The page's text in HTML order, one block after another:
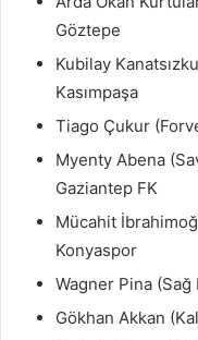
Göztepe
Kubilay
Kasımpaşa
Tiago Çukur
Myenty Abena
Gaziantep FK
Mücahit
Konyaspor
Wagner Pina
Gökhan Akkan